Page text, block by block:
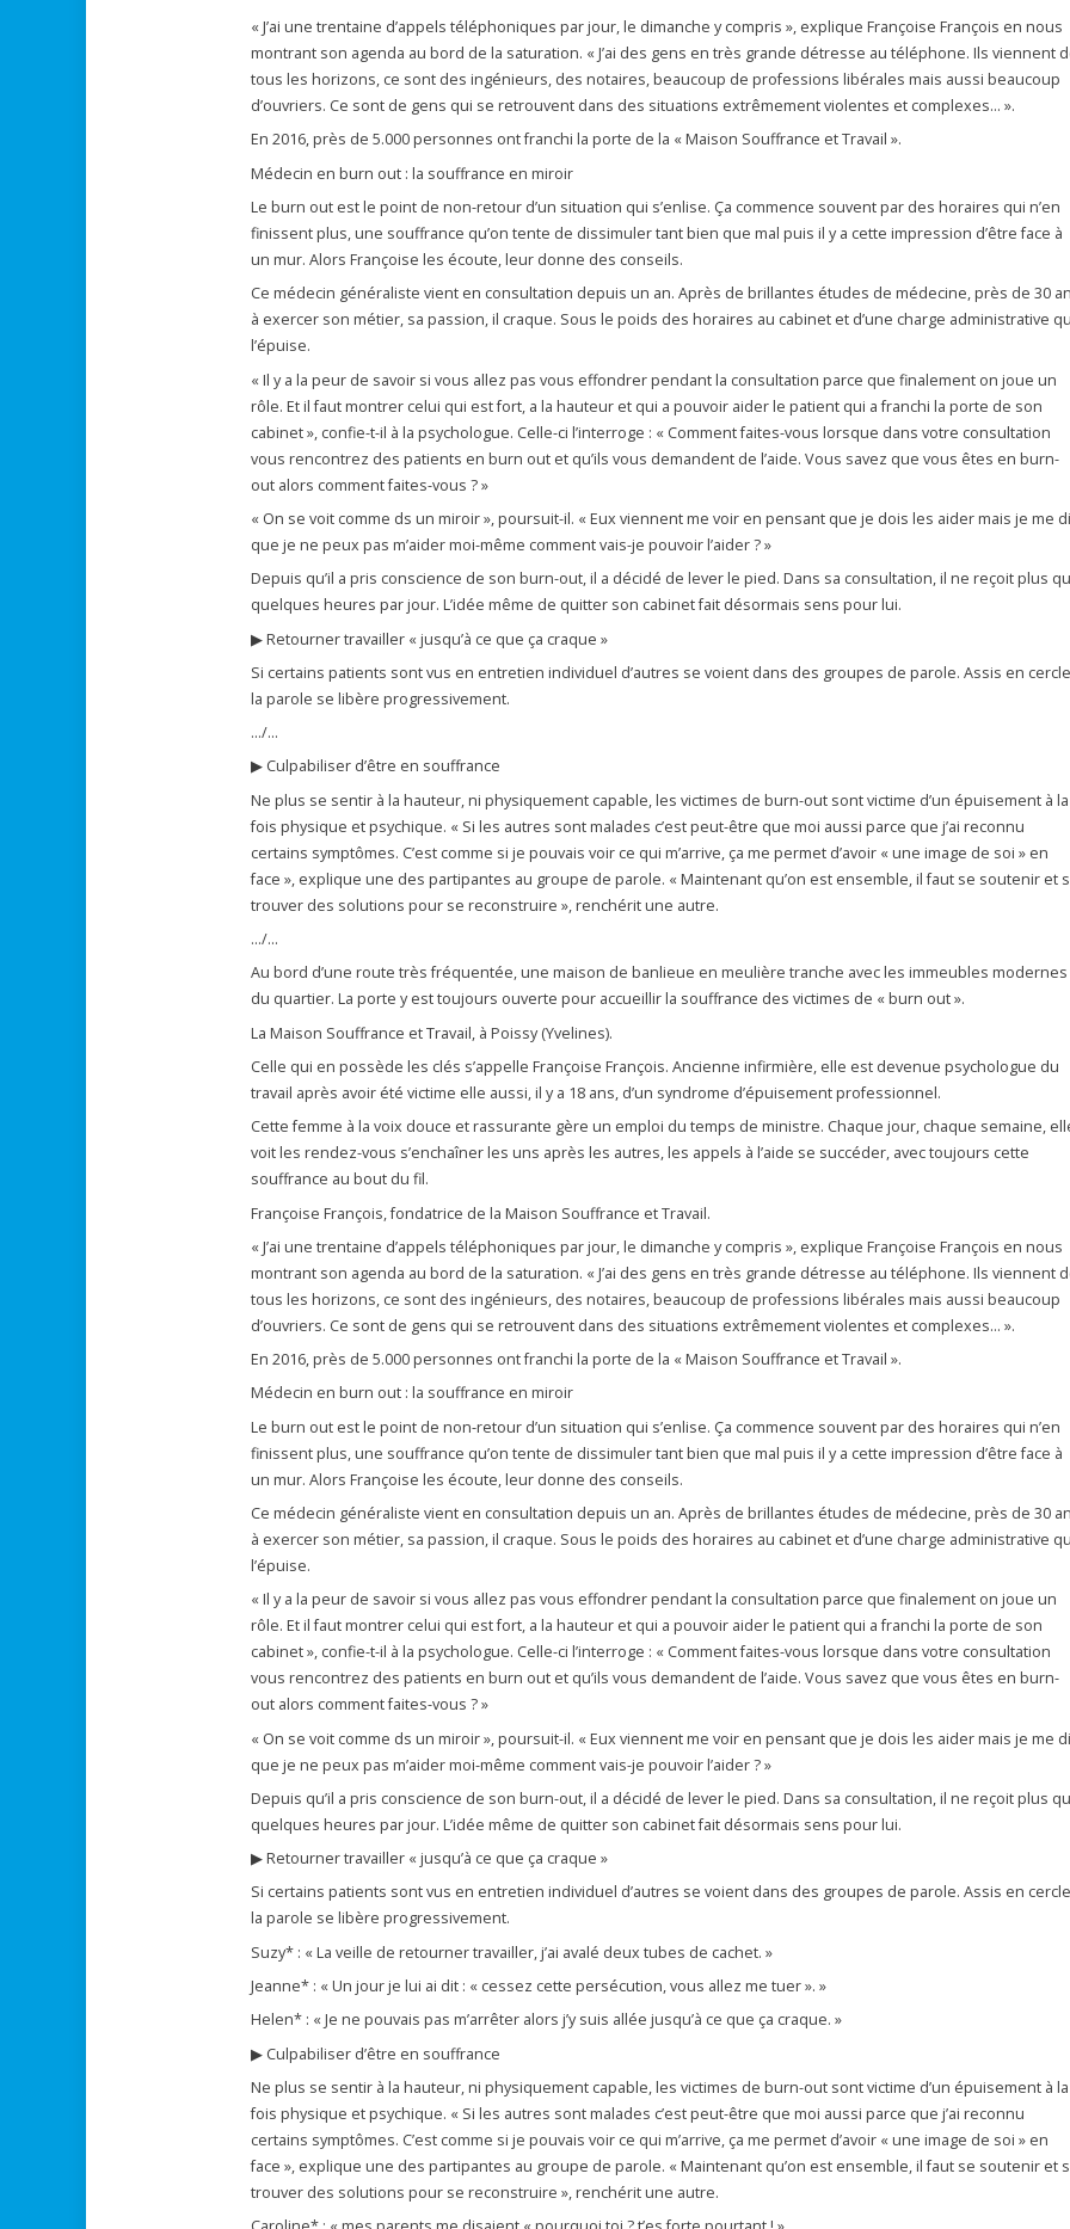
« J’ai une trentaine d’appels téléphoniques par jour, le dimanche y compris », explique Françoise François en nous
montrant son agenda au bord de la saturation. « J’ai des gens en très grande détresse au téléphone. Ils viennent
tous les horizons, ce sont des ingénieurs, des notaires, beaucoup de professions libérales mais aussi beaucoup
d’ouvriers. Ce sont de gens qui se retrouvent dans des situations extrêmement violentes et complexes… ».
En 2016, près de 5.000 personnes ont franchi la porte de la « Maison Souffrance et Travail ».
Médecin en burn out : la souffrance en miroir
Le burn out est le point de non-retour d’un situation qui s’enlise. Ça commence souvent par des horaires qui n’en
finissent plus, une souffrance qu’on tente de dissimuler tant bien que mal puis il y a cette impression d’être face à
un mur. Alors Françoise les écoute, leur donne des conseils.
Ce médecin généraliste vient en consultation depuis un an. Après de brillantes études de médecine, près de 30
à exercer son métier, sa passion, il craque. Sous le poids des horaires au cabinet et d’une charge administrative
l’épuise.
« Il y a la peur de savoir si vous allez pas vous effondrer pendant la consultation parce que finalement on joue un
rôle. Et il faut montrer celui qui est fort, a la hauteur et qui a pouvoir aider le patient qui a franchi la porte de son
cabinet », confie-t-il à la psychologue. Celle-ci l’interroge : « Comment faites-vous lorsque dans votre consultation
vous rencontrez des patients en burn out et qu’ils vous demandent de l’aide. Vous savez que vous êtes en burn-
out alors comment faites-vous ? »
« On se voit comme ds un miroir », poursuit-il. « Eux viennent me voir en pensant que je dois les aider mais je me
que je ne peux pas m’aider moi-même comment vais-je pouvoir l’aider ? »
Depuis qu’il a pris conscience de son burn-out, il a décidé de lever le pied. Dans sa consultation, il ne reçoit plus
quelques heures par jour. L’idée même de quitter son cabinet fait désormais sens pour lui.
▶ Retourner travailler « jusqu’à ce que ça craque »
Si certains patients sont vus en entretien individuel d’autres se voient dans des groupes de parole. Assis en
la parole se libère progressivement.
…/…
▶ Culpabiliser d’être en souffrance
Ne plus se sentir à la hauteur, ni physiquement capable, les victimes de burn-out sont victime d’un épuisement à la
fois physique et psychique. « Si les autres sont malades c’est peut-être que moi aussi parce que j’ai reconnu
certains symptômes. C’est comme si je pouvais voir ce qui m’arrive, ça me permet d’avoir « une image de soi » en
face », explique une des partipantes au groupe de parole. « Maintenant qu’on est ensemble, il faut se soutenir et
trouver des solutions pour se reconstruire », renchérit une autre.
…/…
Au bord d’une route très fréquentée, une maison de banlieue en meulière tranche avec les immeubles modernes
du quartier. La porte y est toujours ouverte pour accueillir la souffrance des victimes de « burn out ».
La Maison Souffrance et Travail, à Poissy (Yvelines).
Celle qui en possède les clés s’appelle Françoise François. Ancienne infirmière, elle est devenue psychologue du
travail après avoir été victime elle aussi, il y a 18 ans, d’un syndrome d’épuisement professionnel.
Cette femme à la voix douce et rassurante gère un emploi du temps de ministre. Chaque jour, chaque semaine,
voit les rendez-vous s’enchaîner les uns après les autres, les appels à l’aide se succéder, avec toujours cette
souffrance au bout du fil.
Françoise François, fondatrice de la Maison Souffrance et Travail.
« J’ai une trentaine d’appels téléphoniques par jour, le dimanche y compris », explique Françoise François en nous
montrant son agenda au bord de la saturation. « J’ai des gens en très grande détresse au téléphone. Ils viennent
tous les horizons, ce sont des ingénieurs, des notaires, beaucoup de professions libérales mais aussi beaucoup
d’ouvriers. Ce sont de gens qui se retrouvent dans des situations extrêmement violentes et complexes… ».
En 2016, près de 5.000 personnes ont franchi la porte de la « Maison Souffrance et Travail ».
Médecin en burn out : la souffrance en miroir
Le burn out est le point de non-retour d’un situation qui s’enlise. Ça commence souvent par des horaires qui n’en
finissent plus, une souffrance qu’on tente de dissimuler tant bien que mal puis il y a cette impression d’être face à
un mur. Alors Françoise les écoute, leur donne des conseils.
Ce médecin généraliste vient en consultation depuis un an. Après de brillantes études de médecine, près de 30
à exercer son métier, sa passion, il craque. Sous le poids des horaires au cabinet et d’une charge administrative
l’épuise.
« Il y a la peur de savoir si vous allez pas vous effondrer pendant la consultation parce que finalement on joue un
rôle. Et il faut montrer celui qui est fort, a la hauteur et qui a pouvoir aider le patient qui a franchi la porte de son
cabinet », confie-t-il à la psychologue. Celle-ci l’interroge : « Comment faites-vous lorsque dans votre consultation
vous rencontrez des patients en burn out et qu’ils vous demandent de l’aide. Vous savez que vous êtes en burn-
out alors comment faites-vous ? »
« On se voit comme ds un miroir », poursuit-il. « Eux viennent me voir en pensant que je dois les aider mais je me
que je ne peux pas m’aider moi-même comment vais-je pouvoir l’aider ? »
Depuis qu’il a pris conscience de son burn-out, il a décidé de lever le pied. Dans sa consultation, il ne reçoit plus
quelques heures par jour. L’idée même de quitter son cabinet fait désormais sens pour lui.
▶ Retourner travailler « jusqu’à ce que ça craque »
Si certains patients sont vus en entretien individuel d’autres se voient dans des groupes de parole. Assis en
la parole se libère progressivement.
Suzy* : « La veille de retourner travailler, j’ai avalé deux tubes de cachet. »
Jeanne* : « Un jour je lui ai dit : « cessez cette persécution, vous allez me tuer ». »
Helen* : « Je ne pouvais pas m’arrêter alors j’y suis allée jusqu’à ce que ça craque. »
▶ Culpabiliser d’être en souffrance
Ne plus se sentir à la hauteur, ni physiquement capable, les victimes de burn-out sont victime d’un épuisement à la
fois physique et psychique. « Si les autres sont malades c’est peut-être que moi aussi parce que j’ai reconnu
certains symptômes. C’est comme si je pouvais voir ce qui m’arrive, ça me permet d’avoir « une image de soi » en
face », explique une des partipantes au groupe de parole. « Maintenant qu’on est ensemble, il faut se soutenir et
trouver des solutions pour se reconstruire », renchérit une autre.